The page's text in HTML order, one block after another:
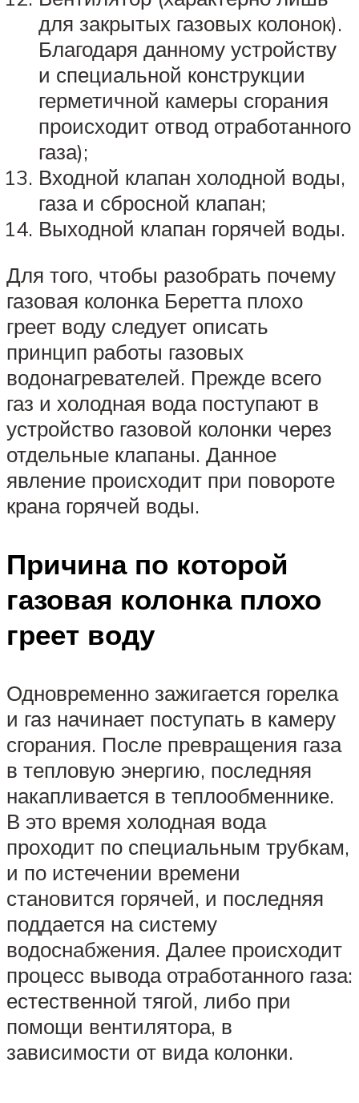
для закрытых газовых колонок).
Благодаря данному устройству
и специальной конструкции
герметичной камеры сгорания
происходит отвод отработанного
газа);
Входной клапан холодной воды,
газа и сбросной клапан;
Выходной клапан горячей воды.
Для того, чтобы разобрать почему
газовая колонка Беретта плохо
греет воду следует описать
принцип работы газовых
водонагревателей. Прежде всего
газ и холодная вода поступают в
устройство газовой колонки через
отдельные клапаны. Данное
явление происходит при повороте
крана горячей воды.
Причина по которой
газовая колонка плохо
греет воду
Одновременно зажигается горелка
и газ начинает поступать в камеру
сгорания. После превращения газа
в тепловую энергию, последняя
накапливается в теплообменнике.
В это время холодная вода
проходит по специальным трубкам,
и по истечении времени
становится горячей, и последняя
поддается на систему
водоснабжения. Далее происходит
процесс вывода отработанного газа:
естественной тягой, либо при
помощи вентилятора, в
зависимости от вида колонки.